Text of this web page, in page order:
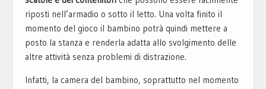
riposti nell’armadio o sotto il letto. Una volta finito il
momento del gioco il bambino potrà quindi mettere a
posto la stanza e renderla adatta allo svolgimento delle
altre attività senza problemi di distrazione.
Infatti, la camera del bambino, soprattutto nel momento